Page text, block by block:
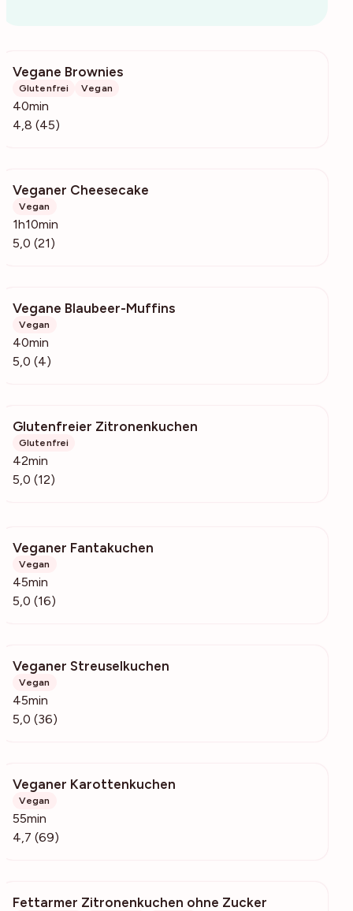
Vegane Brownies
Glutenfrei Vegan
40min
4,8 (45)
Veganer Cheesecake
Vegan
1h10min
5,0 (21)
Vegane Blaubeer-Muffins
Vegan
40min
5,0 (4)
Glutenfreier Zitronenkuchen
Glutenfrei
42min
5,0 (12)
Veganer Fantakuchen
Vegan
45min
5,0 (16)
Veganer Streuselkuchen
Vegan
45min
5,0 (36)
Veganer Karottenkuchen
Vegan
55min
4,7 (69)
Fettarmer Zitronenkuchen ohne Zucker